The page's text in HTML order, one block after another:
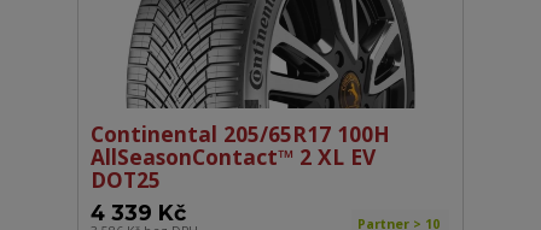
Continental 205/65R17 100H
AllSeasonContact™ 2 XL EV
DOT25
4 339 Kč Partner > 10